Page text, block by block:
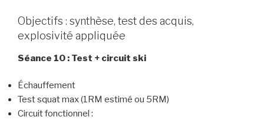
Objectifs : synthèse, test des acquis,
explosivité appliquée
Séance 10 : Test + circuit ski
Échauffement
Test squat max (1RM estimé ou 5RM)
Circuit fonctionnel :